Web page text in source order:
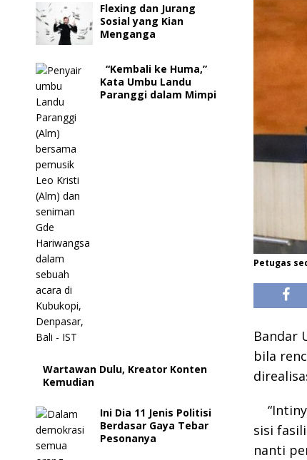
Petugas
Bandar
bila
sisi
nanti
Flexing dan Jurang
Sosial yang Kian
Menganga
“Kembali ke Huma,”
Kata Umbu Landu
Paranggi dalam Mimpi
Wartawan Dulu, Kreator Konten
Kemudian
Ini Dia 11 Jenis Politisi
Berdasar Gaya Tebar
Pesonanya